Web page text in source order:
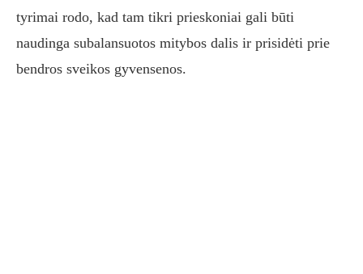
tyrimai rodo, kad tam tikri prieskoniai gali būti
naudinga subalansuotos mitybos dalis ir prisidėti prie
bendros sveikos gyvensenos.